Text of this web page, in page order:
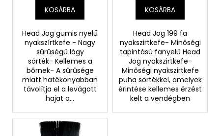
KOSÁRBA
Head Jog gumis nyelű
nyakszírtkefe - Nagy
sűrűségű lágy
sörték- Kellemes a
bőrnek- A sűrűsége
miatt hatékonyabban
távolítja el a levágott
hajat a...
KOSÁRBA
Head Jog 199 fa
nyakszirtkefe- Minőségi
tapintású fanyelű Head
Jog nyakszirtkefe-
Minőségi nyakszirtkefe
puha sörtékkel, amelyek
érintése kellemes érzést
kelt a vendégben